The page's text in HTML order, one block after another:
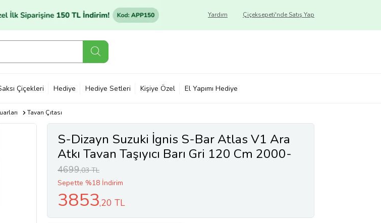
Çiçeksepeti'nde Satış Yap
Yardım
Çiçekleri Hediye Hediye Setleri Kişiye Özel El Yapımı Hediye
Tavan Çıtası
S-Dizayn Suzuki İgnis S-Bar Atlas V1 Ara
Atkı Tavan Taşıyıcı Barı Gri 120 Cm 2000-
2005 A+ Kalite
4699,03 TL
Sepette %18 İndirim
3853,20 TL